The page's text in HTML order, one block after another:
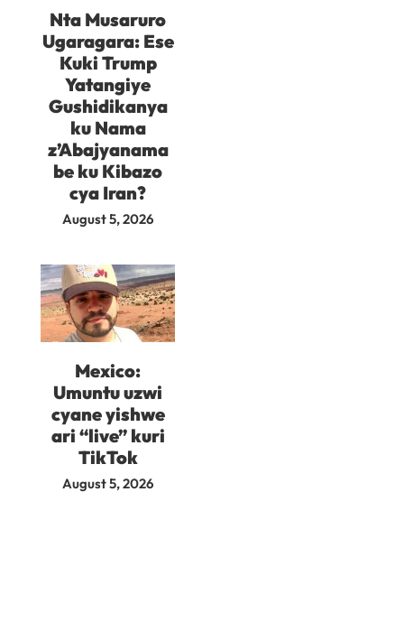
Nta Musaruro
Ugaragara: Ese
Kuki Trump
Yatangiye
Gushidikanya
ku Nama
z’Abajyanama
be ku Kibazo
cya Iran?
August 5, 2026
Mexico:
Umuntu uzwi
cyane yishwe
ari “live” kuri
TikTok
August 5, 2026